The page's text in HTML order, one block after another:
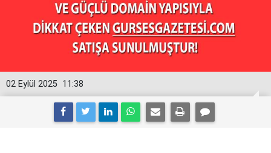
11:38
02 Eylül 2025